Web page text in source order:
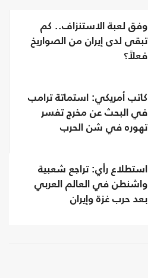
وفق لعبة الاستنزاف.. كم
تبقى لدى إيران من الصواريخ
فعلاً؟
كاتب أمريكي: استماتة ترامب
في البحث عن مخرج تفسر
تهوره في شن الحرب
استطلاع رأي: تراجع شعبية
واشنطن في العالم العربي
بعد حرب غزة وإيران